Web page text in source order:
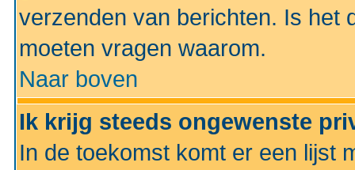
verzenden van berichten. Is het
moeten vragen waarom.
Naar boven
Ik krijg steeds ongewenste
In de toekomst komt er een lijst